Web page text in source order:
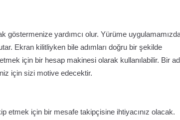
göstermenize yardımcı olur. Yürüme
Ekran kilitliyken bile adımları doğru bir şekilde
için bir hesap makinesi olarak kullanılabilir. Bir
için sizi motive edecektir.
etmek için bir mesafe takipçisine ihtiyacınız olacak.